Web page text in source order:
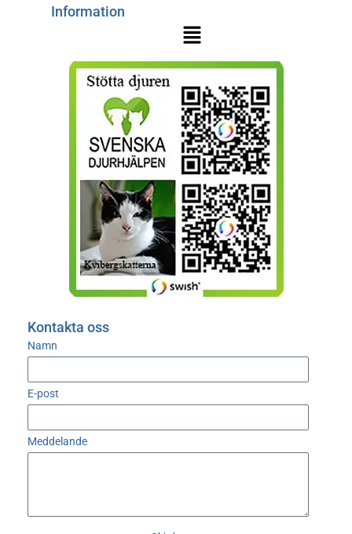
Information
Kontakta oss
Namn
E-post
Meddelande